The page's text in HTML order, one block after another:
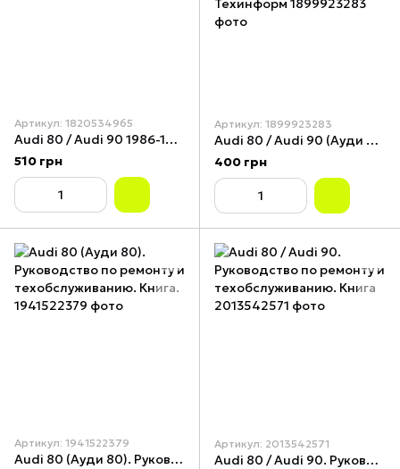
Артикул: 1820534965
Audi 80 / Audi 90 1986-1991. Руководство по ремонту и эксплуатации. Книга
510 грн
Артикул: 1899923283
Audi 80 / Audi 90 (Ауди 80 / Ауди 90) 1986-1991. Руководство по ремонту и обслуживанию. Книга. Техинформ
400 грн
Артикул: 1941522379
Audi 80 (Ауди 80). Руководство по ремонту и техобслуживанию. Книга.
Артикул: 2013542571
Audi 80 / Audi 90. Руководство по ремонту и техобслуживанию. Книга